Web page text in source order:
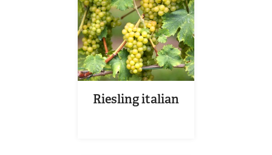
Riesling italian